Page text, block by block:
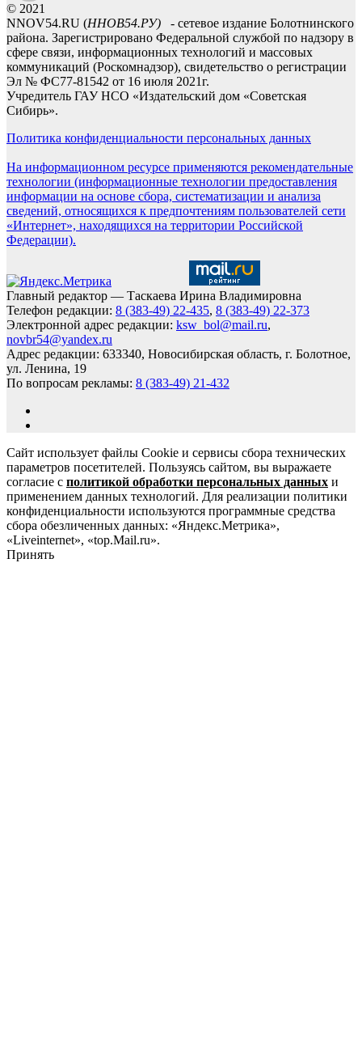
© 2021
NNOV54.RU (ННОВ54.РУ) - сетевое издание Болотнинского
района. Зарегистрировано Федеральной службой по надзору в
сфере связи, информационных технологий и массовых
коммуникаций (Роскомнадзор), свидетельство о регистрации
Эл № ФС77-81542 от 16 июля 2021г.
Учредитель ГАУ НСО «Издательский дом «Советская
Сибирь».
Политика конфиденциальности персональных данных
На информационном ресурсе применяются рекомендательные
технологии (информационные технологии предоставления
информации на основе сбора, систематизации и анализа
сведений, относящихся к предпочтениям пользователей сети
«Интернет», находящихся на территории Российской
Федерации).
Главный редактор — Таскаева Ирина Владимировна
Телефон редакции: 8 (383-49) 22-435, 8 (383-49) 22-373
Электронной адрес редакции: ksw_bol@mail.ru,
novbr54@yandex.ru
Адрес редакции: 633340, Новосибирская область, г. Болотное,
ул. Ленина, 19
По вопросам рекламы: 8 (383-49) 21-432
Сайт использует файлы Cookie и сервисы сбора технических
параметров посетителей. Пользуясь сайтом, вы выражаете
согласие с политикой обработки персональных данных и
применением данных технологий. Для реализации политики
конфиденциальности используются программные средства
сбора обезличенных данных: «Яндекс.Метрика»,
«Liveinternet», «top.Mail.ru».
Принять